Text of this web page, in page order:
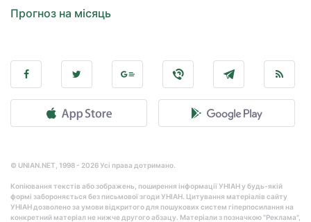
Прогноз на місяць
© UNIAN.NET, 1998 - 2026 Усі права дотримано.
Копіювання текстів або зображень, поширення інформації УНІАН у будь-якій
формі забороняється без письмової згоди УНІАН. Цитування матеріалів сайту
УНІАН дозволено за умови відкритого для пошукових систем гіперпосилання на
конкретний матеріал не нижче другого абзацу. Матеріали з позначкою "Реклама",